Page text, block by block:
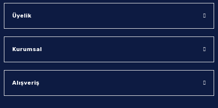
Üyelik
Kurumsal
Alışveriş